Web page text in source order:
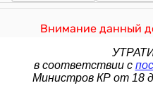
Внимание данный